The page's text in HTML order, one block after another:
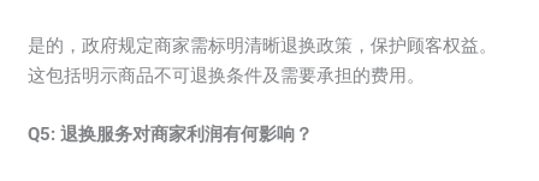
是的，政府规定商家需标明清晰退换政策，保护顾客权益。
这包括明示商品不可退换条件及需要承担的费用。
Q5: 退换服务对商家利润有何影响？